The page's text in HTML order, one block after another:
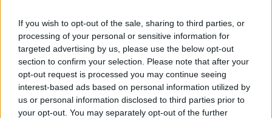
If you wish to opt-out of the sale, sharing to third parties, or
processing of your personal or sensitive information for
targeted advertising by us, please use the below opt-out
section to confirm your selection. Please note that after your
opt-out request is processed you may continue seeing
interest-based ads based on personal information utilized by
us or personal information disclosed to third parties prior to
your opt-out. You may separately opt-out of the further
Palefacen ja Maria Guzeninan osallistuminen
Amazing Raceen nostatti someraivon: ”Loppuiko
ilmastonmuutos?”